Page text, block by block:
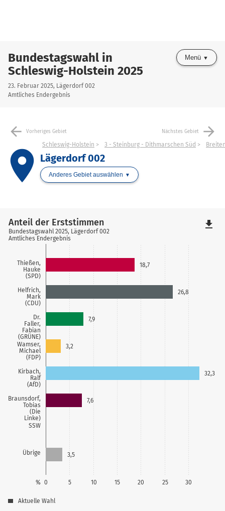
Bundestagswahl in
Schleswig-Holstein 2025
23. Februar 2025, Lägerdorf 002
Amtliches Endergebnis
Menü
arrow_back Vorheriges Gebiet Nächstes Gebiet arrow_forward
place
Schleswig-Holstein 3 - Steinburg - Dithmarschen Süd
Lägerdorf 002
Anderes Gebiet auswählen
Thießen,
Hauke
(SPD)
Helfrich,
Mark
(CDU)
Dr.
Faller,
Fabian
(GRÜNE)
Wamser,
Michael
(FDP)
Kirbach,
Ralf
(AfD)
Braunsdorf,
Tobias
(Die
Linke)
SSW
Übrige
0 5 10 15 20 25 30
%
18,7
26,8
7,9
3,2
32,3
7,6
3,5
Anteil der Erststimmen
Bundestagswahl 2025, Lägerdorf 002
Amtliches Endergebnis
Aktuelle Wahl
file_download